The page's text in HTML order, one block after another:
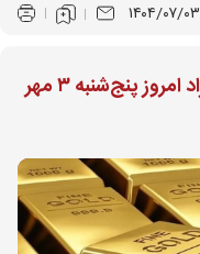
۱۴۰۴/۰۷/۰۳
آخرین قیمت‌های خودرو در بازار آزاد امروز پنج‌شنبه ۳ مهر